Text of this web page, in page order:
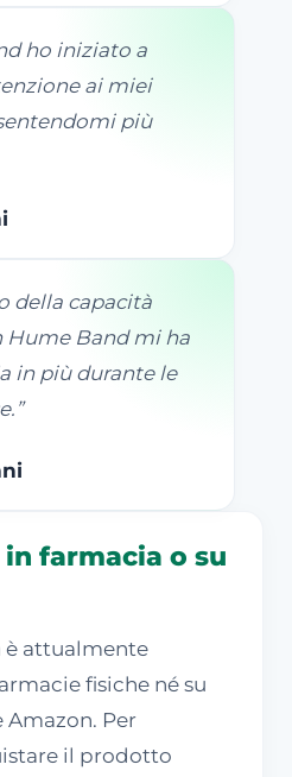
ho iniziato a
ai miei
più
della capacità
Hume Band mi ha
in più durante le
”
farmacia o su
è attualmente
fisiche né su
Per
il prodotto